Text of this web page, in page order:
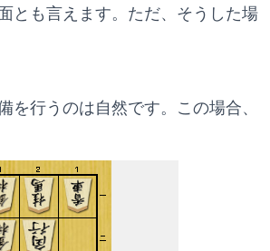
とも言えます。ただ、そうした場
行うのは自然です。この場合、